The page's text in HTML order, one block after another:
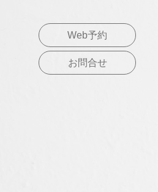
Web予約
お問合せ